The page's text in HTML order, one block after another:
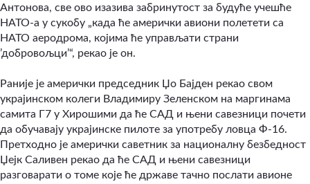
Антонова, све ово изазива забринутост за будуће учешће
НАТО-а у сукобу „када ће амерички авиони полетети са
НАТО аеродрома, којима ће управљати страни
’добровољци’“, рекао је он.
Раније је амерички председник Џо Бајден рекао свом
украјинском колеги Владимиру Зеленском на маргинама
самита Г7 у Хирошими да ће САД и њени савезници почети
да обучавају украјинске пилоте за употребу ловца Ф-16.
Претходно је амерички саветник за националну безбедност
Џејк Саливен рекао да ће САД и њени савезници
разговарати о томе које ће државе тачно послати авионе